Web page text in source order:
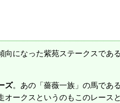
になった紫苑ステークスであ
ズ。あの「薔薇一族」の馬であ
オークスというのもこのレー